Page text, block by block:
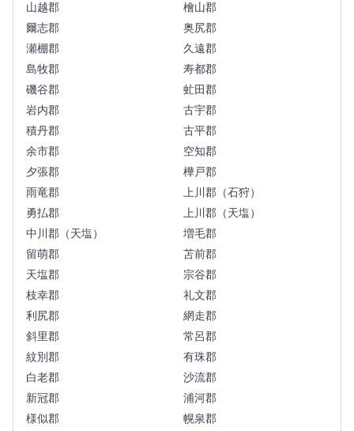
山越郡
檜山郡
爾志郡
奥尻郡
瀬棚郡
久遠郡
島牧郡
寿都郡
磯谷郡
虻田郡
岩内郡
古宇郡
積丹郡
古平郡
余市郡
空知郡
夕張郡
樺戸郡
雨竜郡
上川郡（石狩）
勇払郡
上川郡（天塩）
中川郡（天塩）
増毛郡
留萌郡
苫前郡
天塩郡
宗谷郡
枝幸郡
礼文郡
利尻郡
網走郡
斜里郡
常呂郡
紋別郡
有珠郡
白老郡
沙流郡
新冠郡
浦河郡
様似郡
幌泉郡